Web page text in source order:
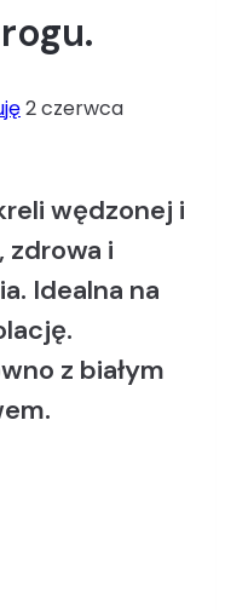
2 czerwca
wędzonej i
zdrowa i
Idealna na
z białym